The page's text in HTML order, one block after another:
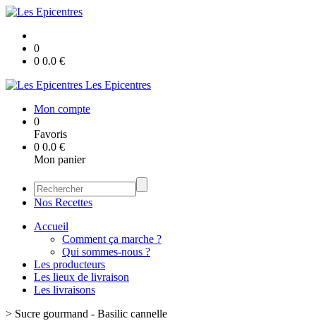
0
0 0.0 €
Les Epicentres
Mon compte
0
Favoris
0 0.0 €
Mon panier
Nos Recettes
Accueil
Comment ça marche ?
Qui sommes-nous ?
Les producteurs
Les lieux de livraison
Les livraisons
> Sucre gourmand - Basilic cannelle